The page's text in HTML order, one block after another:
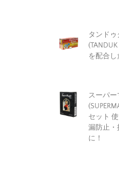
タンドゥ
を配合し
スーパー
セット
漏防止・
に！